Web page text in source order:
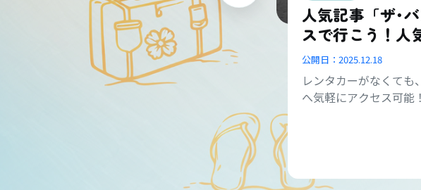
人気記事「ザ･
スで行こう！人
羅！
公開日： 2025.12.18
レンタカーがなくて
へ気軽にアクセス可能